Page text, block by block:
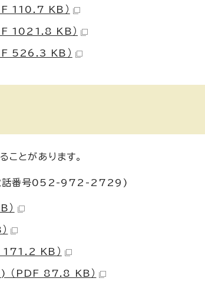
110.7 KB）
1021.8 KB）
526.3 KB）
ことがあります。
(電話番号052-972-2729)
）
171.2 KB）
) （PDF 87.8 KB）